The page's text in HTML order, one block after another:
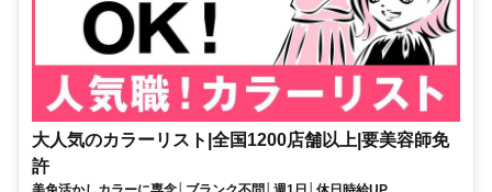
大人気のカラーリスト|全国1200店舗以上|要美容師免
許